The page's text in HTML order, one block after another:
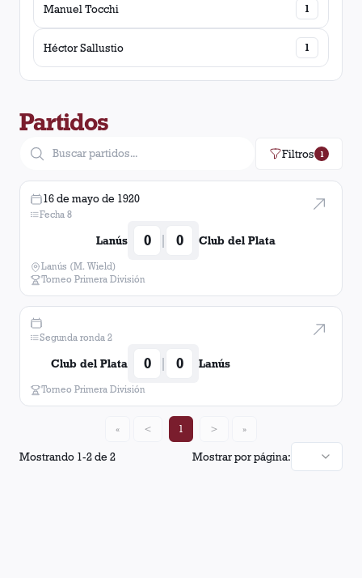
Manuel Tocchi 1
Héctor Sallustio 1
Partidos
Filtros 1
16 de mayo de 1920
Fecha 8
Lanús 0 | 0 Club del Plata
Lanús (M. Wield)
Torneo Primera División
Segunda ronda 2
Club del Plata 0 | 0 Lanús
Torneo Primera División
Mostrando 1-2de2 Mostrar por página:
« < 1 > »